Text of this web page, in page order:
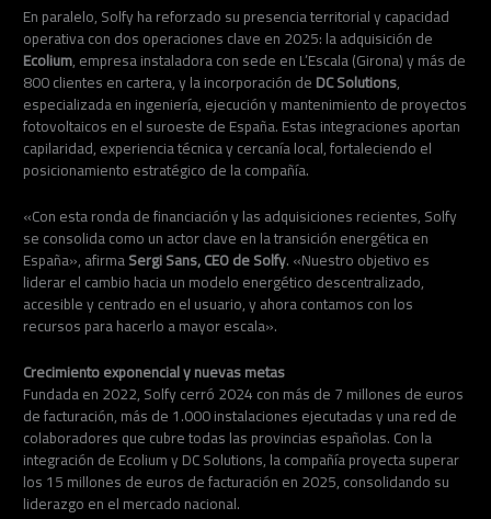
En paralelo, Solfy ha reforzado su presencia territorial y capacidad
operativa con dos operaciones clave en 2025: la adquisición de
Ecolium, empresa instaladora con sede en L’Escala (Girona) y más de
800 clientes en cartera, y la incorporación deDC Solutions,
especializada en ingeniería, ejecución y mantenimiento de proyectos
fotovoltaicos en el suroeste de España. Estas integraciones aportan
capilaridad, experiencia técnica y cercanía local, fortaleciendo el
posicionamiento estratégico de la compañía.
«Con esta ronda de financiación y las adquisiciones recientes, Solfy
se consolida como un actor clave en la transición energética en
España», afirmaSergi Sans, CEO de Solfy. «Nuestro objetivo es
liderar el cambio hacia un modelo energético descentralizado,
accesible y centrado en el usuario, y ahora contamos con los
recursos para hacerlo a mayor escala».
Crecimiento exponencial y nuevas metas
Fundada en 2022, Solfy cerró 2024 con más de 7 millones de euros
de facturación, más de 1.000 instalaciones ejecutadas y una red de
colaboradores que cubre todas las provincias españolas. Con la
integración de Ecolium y DC Solutions, la compañía proyecta superar
los 15 millones de euros de facturación en 2025, consolidando su
liderazgo en el mercado nacional.